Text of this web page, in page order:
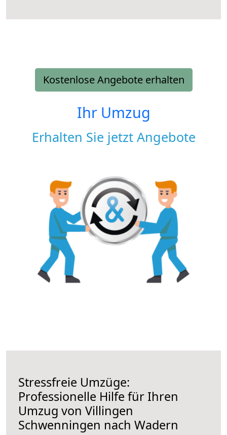
Kostenlose Angebote erhalten
Ihr Umzug
Erhalten Sie jetzt Angebote
Stressfreie Umzüge:
Professionelle Hilfe für Ihren
Umzug von Villingen
Schwenningen nach Wadern